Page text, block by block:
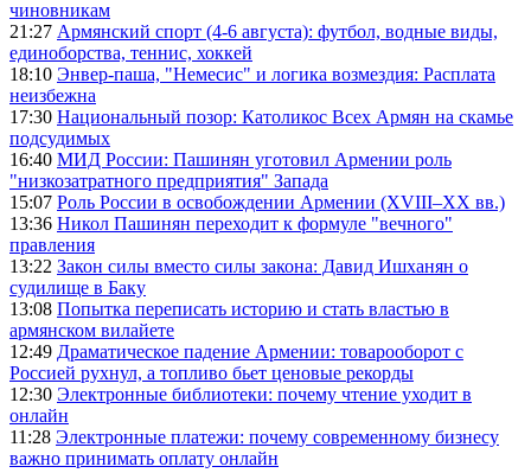
чиновникам
21:27 Армянский спорт (4-6 августа): футбол, водные виды,
единоборства, теннис, хоккей
18:10 Энвер-паша, "Немесис" и логика возмездия: Расплата
неизбежна
17:30 Национальный позор: Католикос Всех Армян на скамье
подсудимых
16:40 МИД России: Пашинян уготовил Армении роль
"низкозатратного предприятия" Запада
15:07 Роль России в освобождении Армении (XVIII–XX вв.)
13:36 Никол Пашинян переходит к формуле "вечного"
правления
13:22 Закон силы вместо силы закона: Давид Ишханян о
судилище в Баку
13:08 Попытка переписать историю и стать властью в
армянском вилайете
12:49 Драматическое падение Армении: товарооборот с
Россией рухнул, а топливо бьет ценовые рекорды
12:30 Электронные библиотеки: почему чтение уходит в
онлайн
11:28 Электронные платежи: почему современному бизнесу
важно принимать оплату онлайн